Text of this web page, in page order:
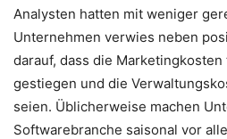
Analysten hatten mit weniger
Unternehmen verwies neben
darauf, dass die
gestiegen und die
seien. Üblicherweise machen
Softwarebranche saisonal vor